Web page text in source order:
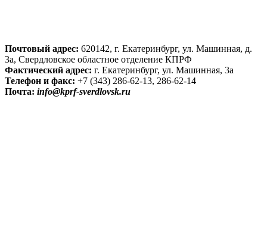
Почтовый адрес: 620142, г. Екатеринбург, ул. Машинная, д.
3а, Свердловское областное отделение КПРФ
Фактический адрес: г. Екатеринбург, ул. Машинная, 3а
Телефон и факс: +7 (343) 286-62-13, 286-62-14
Почта: info@kprf-sverdlovsk.ru